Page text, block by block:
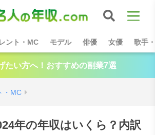
ント・MC モデル 俳優 女優 歌手
たい方へ！おすすめの副業7選
・MC
年の年収はいくら？内訳